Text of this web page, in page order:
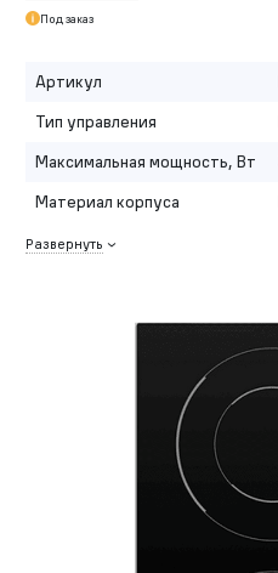
Под заказ
Артикул
Тип управления
Максимальная мощность, Вт
Материал корпуса
Развернуть